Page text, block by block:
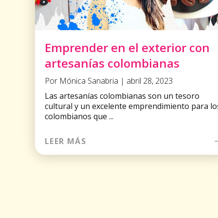
Emprender en el exterior con
artesanías colombianas
Por Mónica Sanabria | abril 28, 2023
Las artesanías colombianas son un tesoro
cultural y un excelente emprendimiento para
colombianos que ...
LEER MÁS